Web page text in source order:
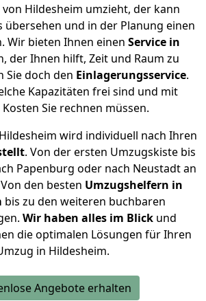
Hildesheim umzieht, der kann
übersehen und in der Planung einen
Wir bieten Ihnen einen Service in
der Ihnen hilft, Zeit und Raum zu
Sie doch den Einlagerungsservice.
Kapazitäten frei sind und mit
Sie rechnen müssen.
wird individuell nach Ihren
. Von der ersten Umzugskiste bis
Papenburg oder nach Neustadt an
den besten Umzugshelfern in
bis zu den weiteren buchbaren
Wir haben alles im Blick und
die optimalen Lösungen für Ihren
in Hildesheim.
Angebote erhalten